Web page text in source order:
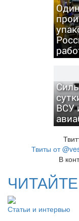
ВСУ
Твиты от
В
Статьи и интервью